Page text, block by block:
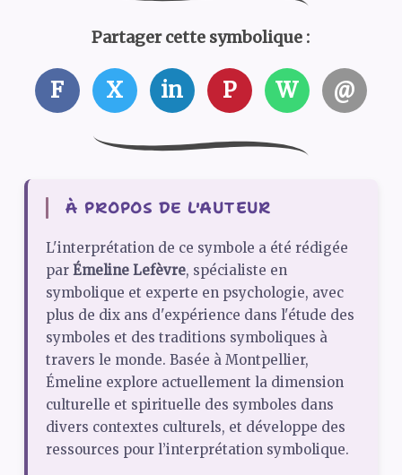
Partager cette symbolique :
F X in P W @
À PROPOS DE L'AUTEUR
L'interprétation de ce symbole a été rédigée
par Émeline Lefèvre, spécialiste en
symbolique et experte en psychologie, avec
plus de dix ans d'expérience dans l'étude des
symboles et des traditions symboliques à
travers le monde. Basée à Montpellier,
Émeline explore actuellement la dimension
culturelle et spirituelle des symboles dans
divers contextes culturels, et développe des
ressources pour l’interprétation symbolique.